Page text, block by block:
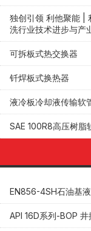
独创引领 利他聚能 |
洗行业技术进步与产
可拆板式热交换器
钎焊板式换热器
液冷板冷却液传输软
SAE 100R8高压树脂
EN856-4SH石油基
API 16D系列-BOP